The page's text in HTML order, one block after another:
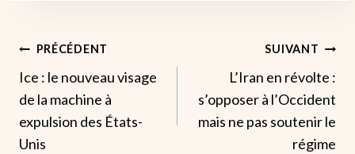
Navigation
De
L’article
PRÉCÉDENT
Ice : le nouveau visage
de la machine à
expulsion des États-
Unis
SUIVANT
L’Iran en révolte :
s’opposer à l’Occident
mais ne pas soutenir le
régime